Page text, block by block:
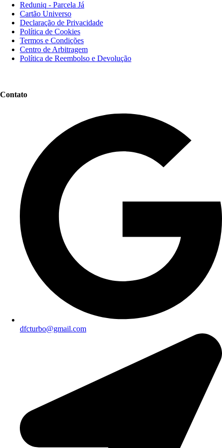
Reduniq - Parcela Já
Cartão Universo
Declaração de Privacidade
Política de Cookies
Termos e Condições
Centro de Arbitragem
Política de Reembolso e Devolução
Contato
dfcturbo@gmail.com